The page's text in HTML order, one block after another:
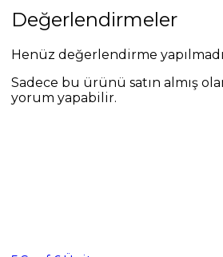
Değerlendirmeler
Henüz değerlendirme
Sadece bu ürünü satın almış
yorum yapabilir.